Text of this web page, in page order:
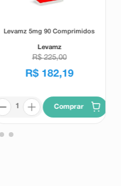
Levamz 5mg 90 Comprimidos
Levamz
R$ 225,00
R$ 182,19
Comprar